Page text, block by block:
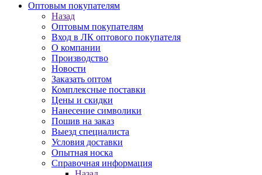
Оптовым покупателям
Назад
Оптовым покупателям
Вход в ЛК оптового покупателя
О компании
Производство
Новости
Заказать оптом
Комплексные поставки
Цены и скидки
Нанесение символики
Пошив на заказ
Выезд специалиста
Условия доставки
Опытная носка
Справочная информация